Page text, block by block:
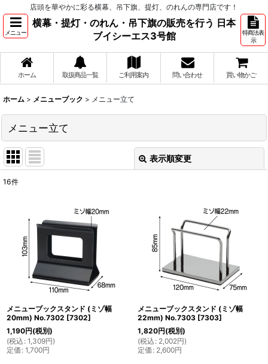
店頭を華やかに彩る横幕、吊下旗、提灯、のれんの専門店です！
メニュー
横幕・提灯・のれん・吊下旗の販売を行う 日本
ブイシーエス3号館
特商法表
示
ホーム 取扱商品一覧 ご利用案内 問い合わせ 買い物かご
ホーム > メニューブック > メニュー立て
メニュー立て
表示順変更
並び順:
16件
メニューブックスタンド (ミゾ幅
20mm) No.7302 [7302]
1,190円(税別)
(税込 : 1,309円)
定価 : 1,700円
メニューブックスタンド (ミゾ幅
22mm) No.7303 [7303]
1,820円(税別)
(税込 : 2,002円)
定価 : 2,600円